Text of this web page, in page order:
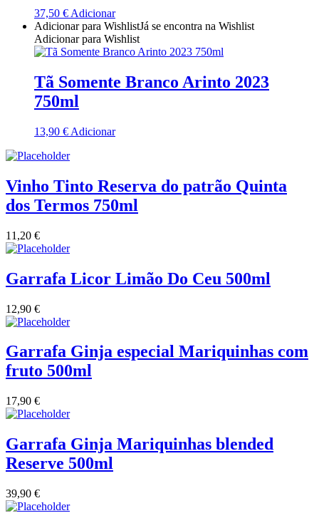
Rego Wines Beira interior
Sem categoria
Taboadella Dão
Tapada de Coelheiros - Alentejo
Torre de Palma Alentejo
Vinhos Nunes Mata - Lisboa
37,50 € Adicionar
Adicionar para WishlistJá se encontra na Wishlist
Adicionar para Wishlist
Tã Somente Branco Arinto 2023
750ml
13,90 € Adicionar
Vinho Tinto Reserva do patrão Quinta
dos Termos 750ml
11,20 €
Garrafa Licor Limão Do Ceu 500ml
12,90 €
Garrafa Ginja especial Mariquinhas com
fruto 500ml
17,90 €
Garrafa Ginja Mariquinhas blended
Reserve 500ml
39,90 €